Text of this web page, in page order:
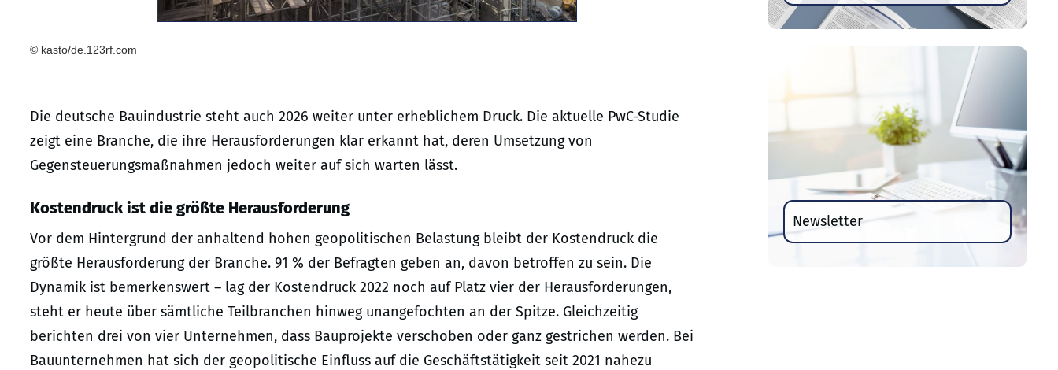
© kasto/de.123rf.com
Die deutsche Bauindustrie steht auch 2026 weiter unter erheblichem Druck. Die aktuelle PwC-Studie
zeigt eine Branche, die ihre Herausforderungen klar erkannt hat, deren Umsetzung von
Gegensteuerungsmaßnahmen jedoch weiter auf sich warten lässt.
Kostendruck ist die größte Herausforderung
Vor dem Hintergrund der anhaltend hohen geopolitischen Belastung bleibt der Kostendruck die
größte Herausforderung der Branche. 91 % der Befragten geben an, davon betroffen zu sein. Die
Dynamik ist bemerkenswert – lag der Kostendruck 2022 noch auf Platz vier der Herausforderungen,
steht er heute über sämtliche Teilbranchen hinweg unangefochten an der Spitze. Gleichzeitig
berichten drei von vier Unternehmen, dass Bauprojekte verschoben oder ganz gestrichen werden. Bei
Bauunternehmen hat sich der geopolitische Einfluss auf die Geschäftstätigkeit seit 2021 nahezu
Newsletter